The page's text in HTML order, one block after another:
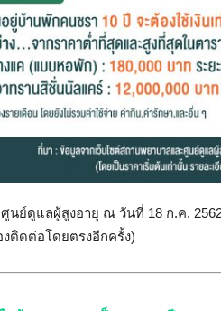
นย์ดูแลผู้สูงอายุ ณ วันที่ 18 ก.ค.
งติดต่อโดยตรงอีกครั้ง)